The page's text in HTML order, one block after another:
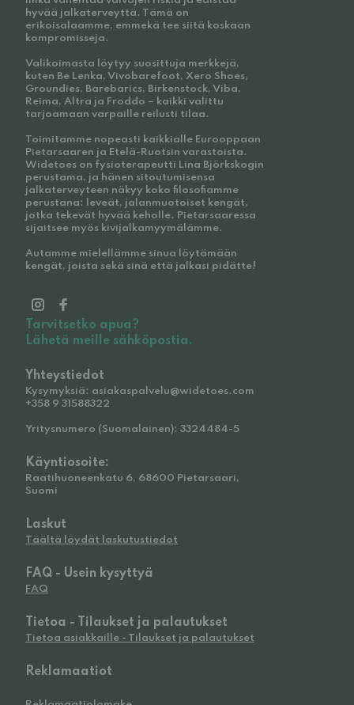
hyvää jalkaterveyttä. Tämä on
erikoisalaamme, emmekä tee siitä koskaan
kompromisseja.
Valikoimasta löytyy suosittuja merkkejä,
kuten Be Lenka, Vivobarefoot, Xero Shoes,
Groundies, Barebarics, Birkenstock, Viba,
Reima, Altra ja Froddo – kaikki valittu
tarjoamaan varpaille reilusti tilaa.
Toimitamme nopeasti kaikkialle Eurooppaan
Pietarsaaren ja Etelä-Ruotsin varastoista.
Widetoes on fysioterapeutti Lina Björkskogin
perustama, ja hänen sitoutumisensa
jalkaterveyteen näkyy koko filosofiamme
perustana: leveät, jalanmuotoiset kengät,
jotka tekevät hyvää keholle. Pietarsaaressa
sijaitsee myös kivijalkamyymälämme.
Autamme mielellämme sinua löytämään
kengät, joista sekä sinä että jalkasi pidätte!
Tarvitsetko apua?
Lähetä meille sähköpostia.
Yhteystiedot
Kysymyksiä: asiakaspalvelu@widetoes.com
+358 9 31588322
Yritysnumero (Suomalainen): 3324484-5
Käyntiosoite:
Raatihuoneenkatu 6, 68600 Pietarsaari,
Suomi
Laskut
Täältä löydät laskutustiedot
FAQ - Usein kysyttyä
FAQ
Tietoa - Tilaukset ja palautukset
Tietoa asiakkaille - Tilaukset ja palautukset
Reklamaatiot